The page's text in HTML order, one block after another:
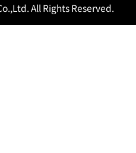
All Rights Reserved.